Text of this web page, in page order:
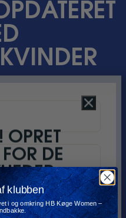
Close
OPRET
DE
nu
klubben
i og omkring HB Køge Women –